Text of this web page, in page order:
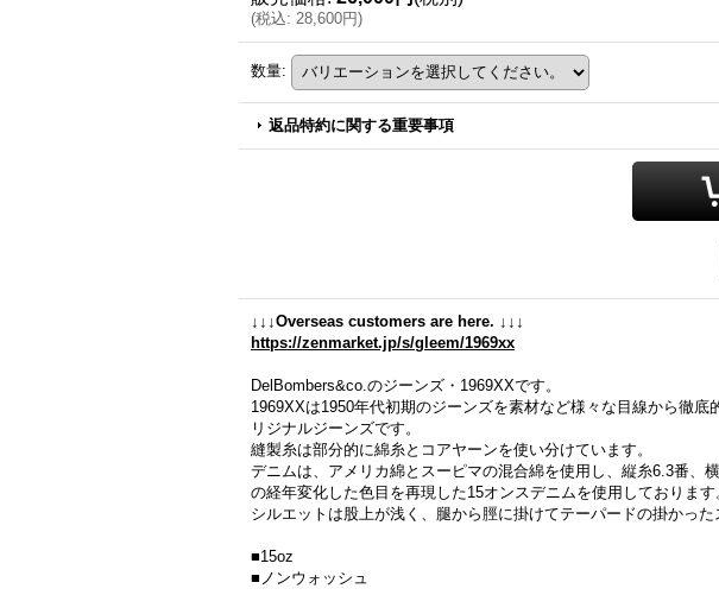
(税込: 28,600円)
数量:
返品特約に関する重要事項
↓↓↓Overseas customers are here. ↓↓↓
https://zenmarket.jp/s/gleem/1969xx
DelBombers&co.のジーンズ・1969XXです。
1969XXは1950年代初期のジーンズを素材など様々な目線から徹
リジナルジーンズです。
縫製糸は部分的に綿糸とコアヤーンを使い分けています。
デニムは、アメリカ綿とスーピマの混合綿を使用し、縦糸6.3番、
の経年変化した色目を再現した15オンスデニムを使用しております
シルエットは股上が浅く、腿から脛に掛けてテーパードの掛かった
■15oz
■ノンウォッシュ